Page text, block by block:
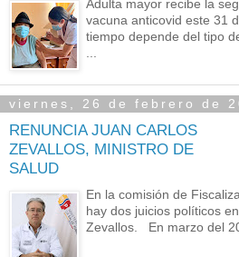
Adulta mayor recibe la
vacuna anticovid este 31
tiempo depende del tipo
viernes, 26 de febrero de
RENUNCIA JUAN CARLOS
ZEVALLOS, MINISTRO DE
SALUD
En la comisión de
hay dos juicios políticos
Zevallos. En marzo del